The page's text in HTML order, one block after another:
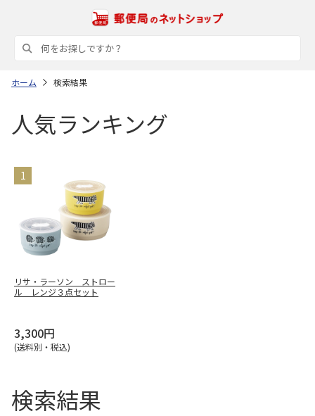
ホーム 検索結果
人気ランキング
リサ・ラーソン ストロー
ル レンジ３点セット
3,300円
(送料別・税込)
検索結果